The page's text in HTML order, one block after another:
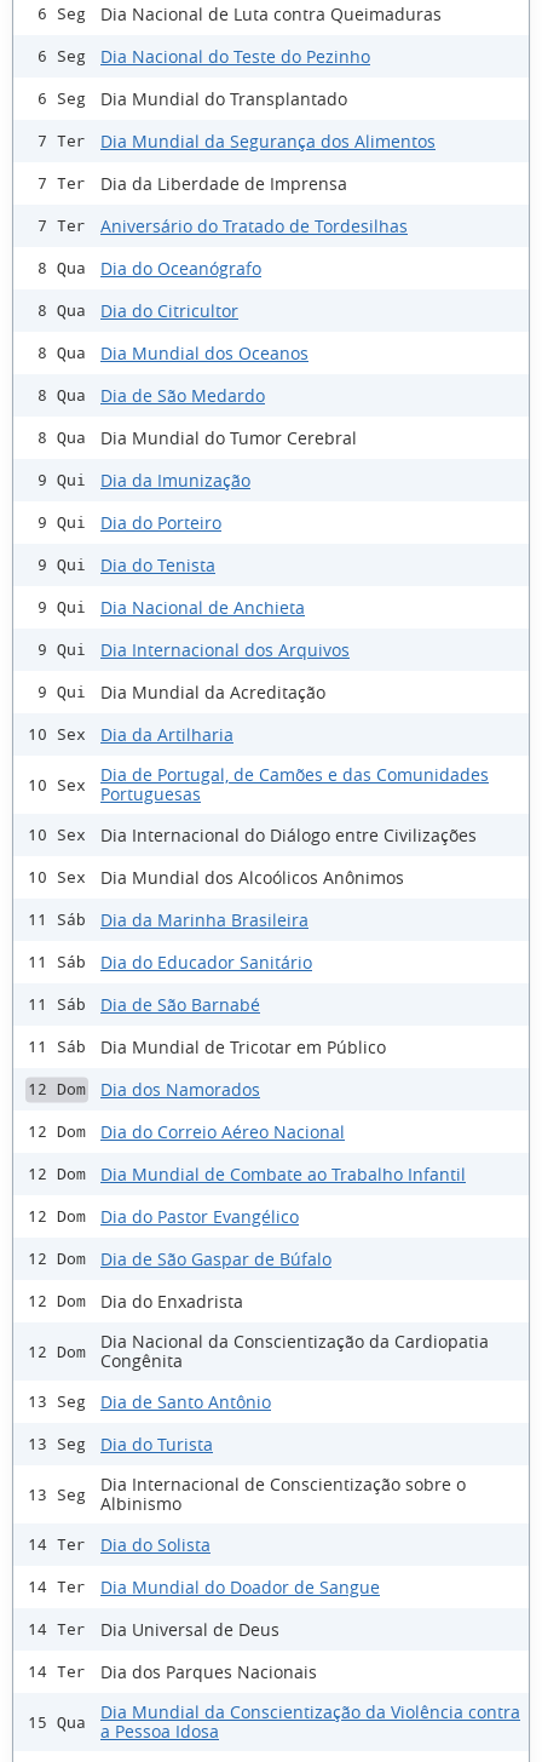
6 Seg Dia Nacional de Luta contra Queimaduras
6 Seg Dia Nacional do Teste do Pezinho
6 Seg Dia Mundial do Transplantado
7 Ter Dia Mundial da Segurança dos Alimentos
7 Ter Dia da Liberdade de Imprensa
7 Ter Aniversário do Tratado de Tordesilhas
8 Qua Dia do Oceanógrafo
8 Qua Dia do Citricultor
8 Qua Dia Mundial dos Oceanos
8 Qua Dia de São Medardo
8 Qua Dia Mundial do Tumor Cerebral
9 Qui Dia da Imunização
9 Qui Dia do Porteiro
9 Qui Dia do Tenista
9 Qui Dia Nacional de Anchieta
9 Qui Dia Internacional dos Arquivos
9 Qui Dia Mundial da Acreditação
10 Sex Dia da Artilharia
10 Sex
Dia de Portugal, de Camões e das Comunidades
Portuguesas
10 Sex Dia Internacional do Diálogo entre Civilizações
10 Sex Dia Mundial dos Alcoólicos Anônimos
11 Sáb Dia da Marinha Brasileira
11 Sáb Dia do Educador Sanitário
11 Sáb Dia de São Barnabé
11 Sáb Dia Mundial de Tricotar em Público
12 Dom Dia dos Namorados
12 Dom Dia do Correio Aéreo Nacional
12 Dom Dia Mundial de Combate ao Trabalho Infantil
12 Dom Dia do Pastor Evangélico
12 Dom Dia de São Gaspar de Búfalo
12 Dom Dia do Enxadrista
12 Dom
Dia Nacional da Conscientização da Cardiopatia
Congênita
13 Seg Dia de Santo Antônio
13 Seg Dia do Turista
13 Seg
Dia Internacional de Conscientização sobre o
Albinismo
14 Ter Dia do Solista
14 Ter Dia Mundial do Doador de Sangue
14 Ter Dia Universal de Deus
14 Ter Dia dos Parques Nacionais
15 Qua
Dia Mundial da Conscientização da Violência contra
a Pessoa Idosa